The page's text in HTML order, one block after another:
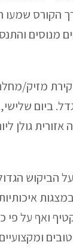
הקורס
מנוסים
סקירת מזיק/
ביום שלישי,
אזורית גולן
הביקוש
ואף על פי